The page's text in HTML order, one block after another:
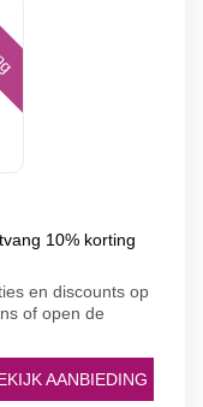
10% korting
en discounts op
of open de
AANBIEDING